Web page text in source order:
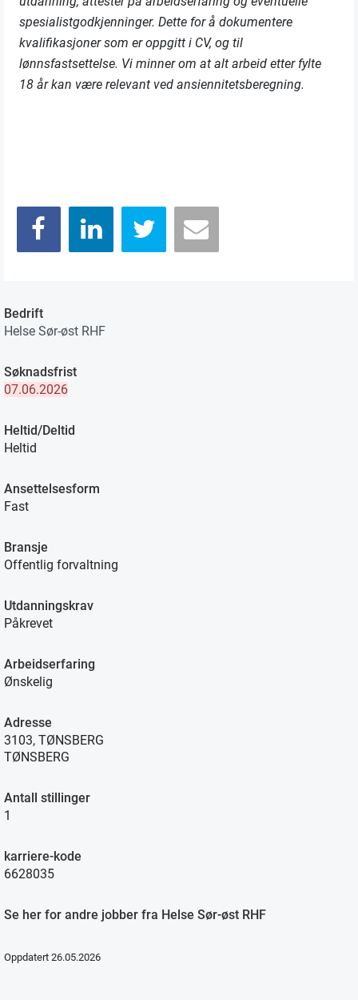
spesialistgodkjenninger. Dette for å dokumentere
kvalifikasjoner som er oppgitt i CV, og til
lønnsfastsettelse. Vi minner om at alt arbeid etter fylte
18 år kan være relevant ved ansiennitetsberegning.
Bedrift
Helse Sør-øst RHF
Søknadsfrist
07.06.2026
Heltid/Deltid
Heltid
Ansettelsesform
Fast
Bransje
Offentlig forvaltning
Utdanningskrav
Påkrevet
Arbeidserfaring
Ønskelig
Adresse
3103, TØNSBERG
TØNSBERG
Antall stillinger
1
karriere-kode
6628035
Se her for andre jobber fra Helse Sør-øst RHF
Oppdatert 26.05.2026